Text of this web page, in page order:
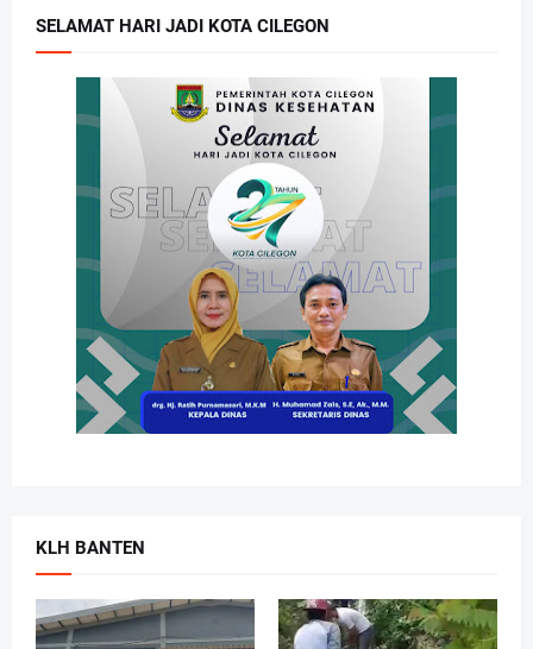
SELAMAT HARI JADI KOTA CILEGON
KLH BANTEN